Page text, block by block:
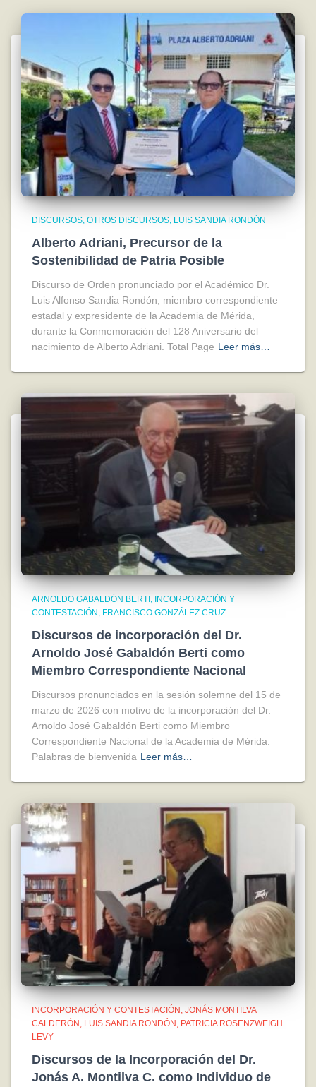
DISCURSOS OTROS DISCURSOS LUIS SANDIA RONDÓN
Alberto Adriani, Precursor de la
Sostenibilidad de Patria Posible
Discurso de Orden pronunciado por el Académico Dr.
Luis Alfonso Sandia Rondón, miembro correspondiente
estadal y expresidente de la Academia de Mérida,
durante la Conmemoración del 128 Aniversario del
nacimiento de Alberto Adriani. Total Page Leer más…
ARNOLDO GABALDÓN BERTI
INCORPORACIÓN Y
CONTESTACIÓN
FRANCISCO GONZÁLEZ CRUZ
Discursos de incorporación del Dr.
Arnoldo José Gabaldón Berti como
Miembro Correspondiente Nacional
Discursos pronunciados en la sesión solemne del 15 de
marzo de 2026 con motivo de la incorporación del Dr.
Arnoldo José Gabaldón Berti como Miembro
Correspondiente Nacional de la Academia de Mérida.
Palabras de bienvenida Leer más…
INCORPORACIÓN Y CONTESTACIÓN JONÁS MONTILVA
CALDERÓN
LUIS SANDIA RONDÓN
PATRICIA ROSENZWEIGH
LEVY
Discursos de la Incorporación del Dr.
Jonás A. Montilva C. como Individuo de